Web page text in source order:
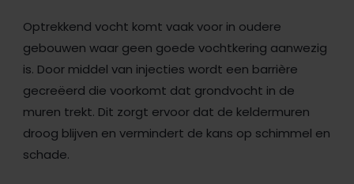
Optrekkend vocht komt vaak voor in oudere
gebouwen waar geen goede vochtkering aanwezig
is. Door middel van injecties wordt een barrière
gecreëerd die voorkomt dat grondvocht in de
muren trekt. Dit zorgt ervoor dat de keldermuren
droog blijven en vermindert de kans op schimmel en
schade.